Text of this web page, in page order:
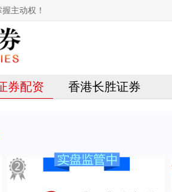
主动权！
券配资 香港长胜证券